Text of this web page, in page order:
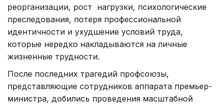
реорганизации, рост нагрузки, психологические
преследования, потеря профессиональной
идентичности и ухудшение условий труда,
которые нередко накладываются на личные
жизненные трудности.
После последних трагедий профсоюзы,
представляющие сотрудников аппарата премьер-
министра, добились проведения масштабной